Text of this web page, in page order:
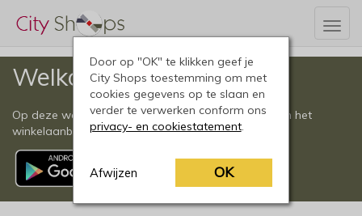
Welkom
Op deze website vindt u een compleet overzicht van het
winkelaanbod in Almelo en omgeving.
Door op "OK" te klikken geef je
City Shops toestemming om met
cookies gegevens op te slaan en
verder te verwerken conform ons
privacy- en cookiestatement.
Afwijzen OK